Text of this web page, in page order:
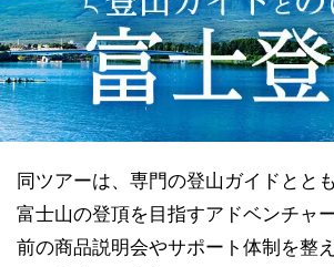
同ツアーは、専門の登山ガイドとと
富士山の登頂を目指すアドベンチャ
前の商品説明会やサポート体制を整